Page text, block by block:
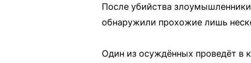
После убийства
обнаружили прохожие лишь
Один из осуждённых проведёт в